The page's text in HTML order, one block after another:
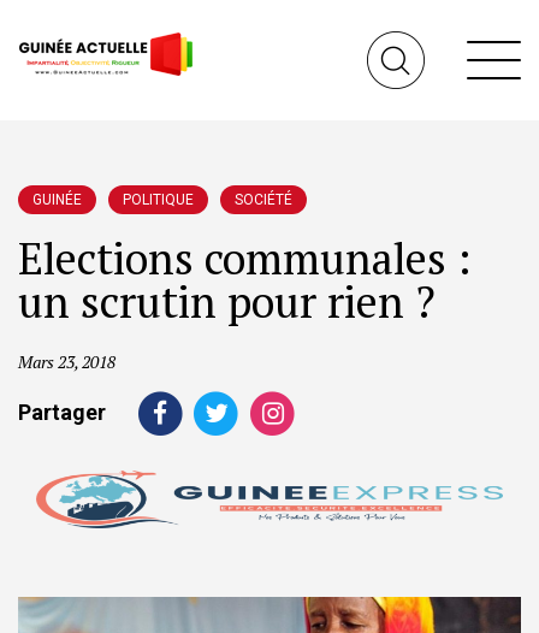
GUINÉE POLITIQUE SOCIÉTÉ
Elections communales :
un scrutin pour rien ?
Mars 23, 2018
Partager